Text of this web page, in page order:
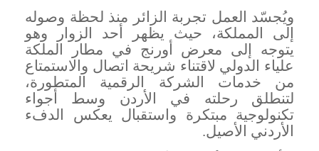
ويُجسّد العمل تجربة الزائر منذ لحظة وصوله
إلى المملكة، حيث يظهر أحد الزوار وهو
يتوجه إلى معرض أورنج في مطار الملكة
علياء الدولي لاقتناء شريحة اتصال والاستمتاع
من خدمات الشركة الرقمية المتطورة،
لتنطلق رحلته في الأردن وسط أجواء
تكنولوجية مبتكرة واستقبال يعكس الدفء
الأردني الأصيل.